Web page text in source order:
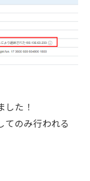
た！
のみ行われる